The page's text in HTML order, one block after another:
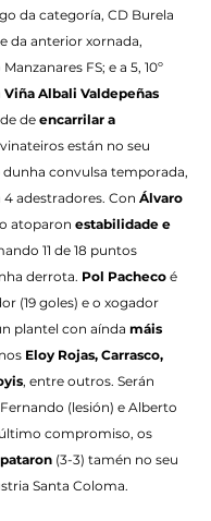
da categoría, CD Burela
da anterior xornada,
FS; e a 5, 10º
Viña Albali Valdepeñas
de encarrilar a
vinateiros están no seu
dunha convulsa temporada,
adestradores. Con Álvaro
atoparon estabilidade e
11 de 18 puntos
derrota. Pol Pacheco é
(19 goles) e o xogador
plantel con aínda máis
nos Eloy Rojas, Carrasco,
, entre outros. Serán
(lesión) e Alberto
compromiso, os
(3-3) tamén no seu
Santa Coloma.